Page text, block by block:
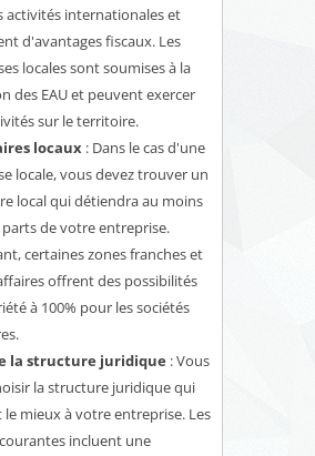
activités internationales et
d'avantages fiscaux. Les
locales sont soumises à la
des EAU et peuvent exercer
sur le territoire.
locaux : Dans le cas d'une
locale, vous devez trouver un
local qui détiendra au moins
parts de votre entreprise.
certaines zones franches et
offrent des possibilités
à 100% pour les sociétés
la structure juridique : Vous
la structure juridique qui
mieux à votre entreprise. Les
incluent une